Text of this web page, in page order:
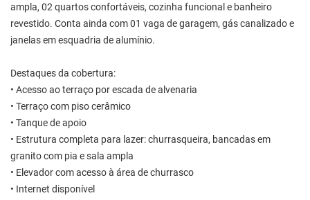
ampla, 02 quartos confortáveis, cozinha funcional e banheiro
revestido. Conta ainda com 01 vaga de garagem, gás canalizado e
janelas em esquadria de alumínio.
Destaques da cobertura:
• Acesso ao terraço por escada de alvenaria
• Terraço com piso cerâmico
• Tanque de apoio
• Estrutura completa para lazer: churrasqueira, bancadas em
granito com pia e sala ampla
• Elevador com acesso à área de churrasco
• Internet disponível